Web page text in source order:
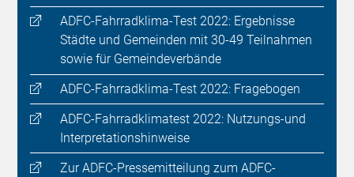
ADFC-Fahrradklima-Test 2022: Ergebnisse
Städte und Gemeinden mit 30-49 Teilnahmen
sowie für Gemeindeverbände
ADFC-Fahrradklima-Test 2022: Fragebogen
ADFC-Fahrradklimatest 2022: Nutzungs-und
Interpretationshinweise
Zur ADFC-Pressemitteilung zum ADFC-